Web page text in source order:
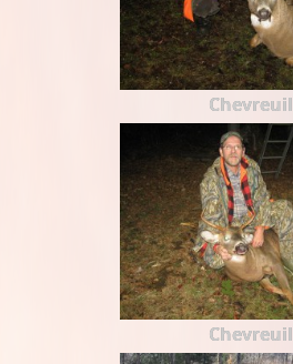
Chevreuil
Chevreuil